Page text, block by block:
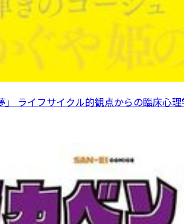
」 ライフサイクル的観点からの臨床心